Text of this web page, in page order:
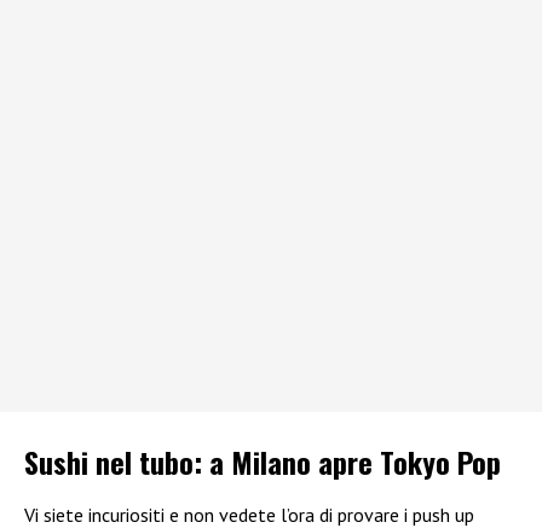
Sushi nel tubo: a Milano apre Tokyo Pop
Vi siete incuriositi e non vedete l’ora di provare i push up